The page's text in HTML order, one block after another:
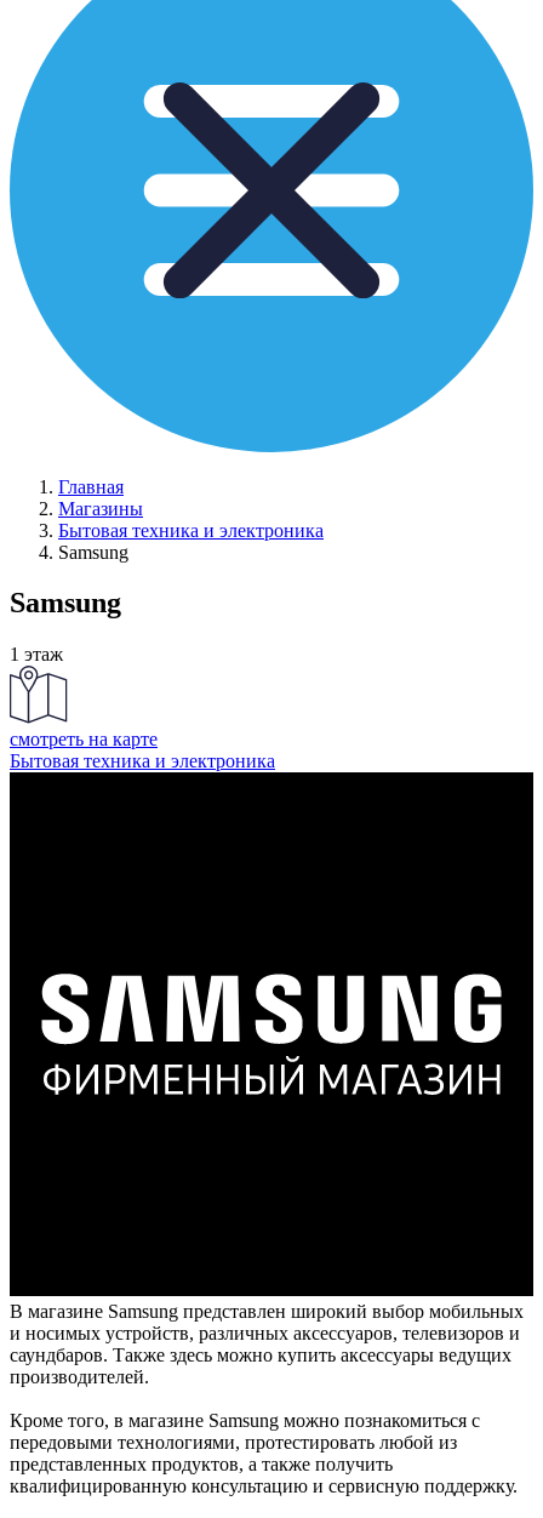
Главная
Магазины
Бытовая техника и электроника
Samsung
Samsung
1 этаж
смотреть на карте
Бытовая техника и электроника
В магазине Samsung представлен широкий выбор мобильных
и носимых устройств, различных аксессуаров, телевизоров и
саундбаров. Также здесь можно купить аксессуары ведущих
производителей.
Кроме того, в магазине Samsung можно познакомиться с
передовыми технологиями, протестировать любой из
представленных продуктов, а также получить
квалифицированную консультацию и сервисную поддержку.